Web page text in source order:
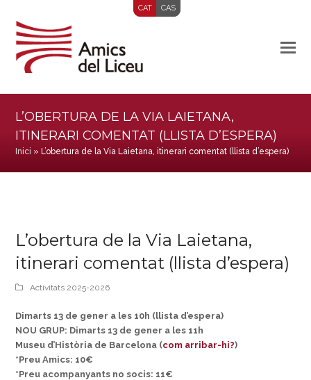
CAT CAS
L’OBERTURA DE LA VIA LAIETANA,
ITINERARI COMENTAT (LLISTA D’ESPERA)
Inici » L’obertura de la Via Laietana, itinerari comentat (llista d’espera)
L’obertura de la Via Laietana,
itinerari comentat (llista d’espera)
Activitats 2025-2026
Dimarts 13 de gener a les 10h (llista d’espera)
NOU GRUP: Dimarts 13 de gener a les 11h
Museu d’Història de Barcelona (com arribar-hi?)
*Preu Amics: 10€
*Preu acompanyants no socis: 11€